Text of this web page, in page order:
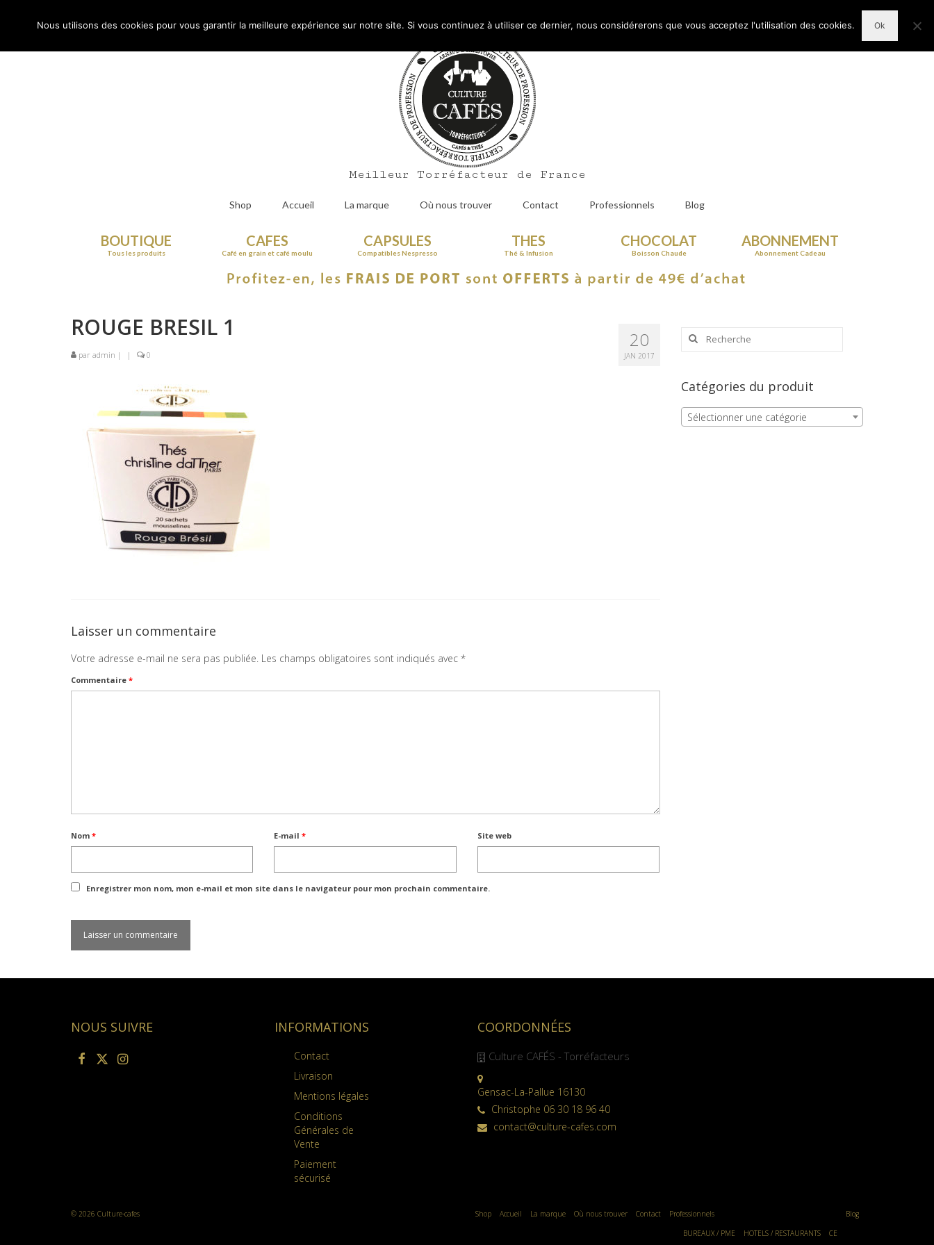
:
Meilleur Torréfacteur de France
Shop Accueil La marque Où nous trouver Contact Professionnels Blog
BOUTIQUE
Tous les produits
CAFES
Café en grain et café moulu
CAPSULES
Compatibles Nespresso
THES
Thé & Infusion
CHOCOLAT
Boisson Chaude
ABONNEMENT
Abonnement Cadeau
20
JAN 2017
ROUGE BRESIL 1
par admin | | 0
Laisser un commentaire
Votre adresse e-mail ne sera pas publiée. Les champs obligatoires sont indiqués avec *
Commentaire *
Nom * E-mail* Site web
Enregistrer mon nom, mon e-mail et mon site dans le navigateur pour mon prochain commentaire.
Rechercher
Catégories du produit
Sélectionner une catégorie
NOUS SUIVRE INFORMATIONS
Contact
Livraison
Mentions légales
Conditions
Générales de
Vente
Paiement
sécurisé
COORDONNÉES
Culture CAFÉS - Torréfacteurs
Gensac-La-Pallue 16130
Christophe 06 30 18 96 40
contact@culture-cafes.com
Shop Accueil La marque Où nous trouver Contact
Professionnels
BUREAUX / PME
HOTELS / RESTAURANTS CE
Blog
© 2026 Culture-cafes
Nous utilisons des cookies pour vous garantir la meilleure expérience sur notre site. Si vous continuez à utiliser ce dernier, nous considérerons que vous acceptez l'utilisation des cookies. Ok